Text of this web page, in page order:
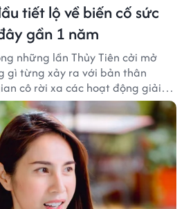
tiết lộ về biến cố sức
gần 1 năm
những lần Thủy Tiên cởi mở
gì từng xảy ra với bản thân
cô rời xa các hoạt động giải